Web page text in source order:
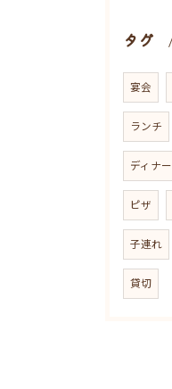
タグ
宴会
ランチ
ディナー
ピザ
子連れ
貸切